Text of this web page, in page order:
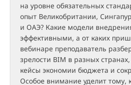
на уровне обязательных
опыт Великобритании,
и ОАЭ? Какие модели
эффективными, а от каких
вебинаре преподаватель
зрелости BIM в разных
кейсы экономии бюджета и
Особое внимание уделит тому,